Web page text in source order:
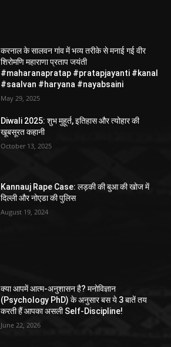
करनाल के सालवन गांव में भव्य तरीके से मनाई गई वीर
शिरोमणि महाराणा प्रताप जयंती
#maharanapratap #pratapjayanti #kanal
#saalvan #haryana #nayabsaini
May 29, 2025
Diwali 2025: शुभ मुहूर्त, इतिहास और त्योहार की
खूबसूरत कहानी
October 13, 2025
Kannauj Rape Case: लड़की की बुआ की खोज में
दिल्ली और नोएडा की पुलिस
August 19, 2024
क्या आपमें आत्म-अनुशासन है? मनोविज्ञान
(Psychology PhD) के अनुसार बस ये 3 बातें तय
करती हैं आपका असली Self-Discipline!
June 22, 2026